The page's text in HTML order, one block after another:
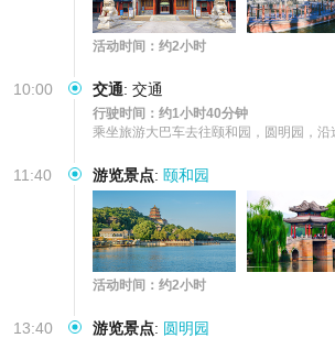
活动时间：约2小时
10:00 交通: 交通
行驶时间：约1小时40分钟
乘坐旅游大巴车去往颐和园，圆明园，沿
11:40 游览景点: 颐和园
活动时间：约2小时
13:40 游览景点: 圆明园